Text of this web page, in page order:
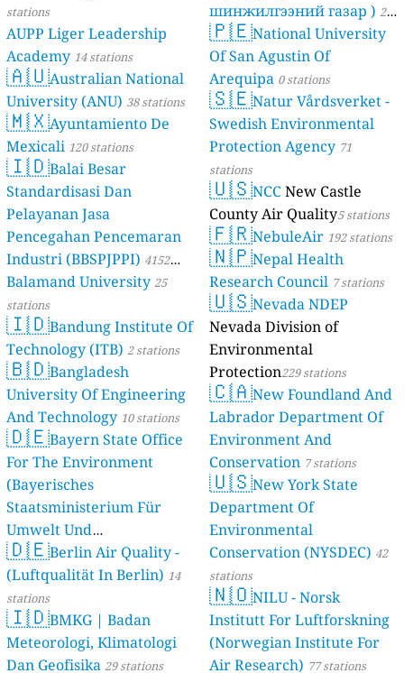
stations
AUPP Liger Leadership
Academy 14 stations
🇦🇺Australian National
University (ANU) 38 stations
🇲🇽Ayuntamiento De
Mexicali 120 stations
🇮🇩Balai Besar
Standardisasi Dan
Pelayanan Jasa
Pencegahan Pencemaran
Industri (BBSPJPPI) 4152
stations
Balamand University25
stations
🇮🇩Bandung Institute Of
Technology (ITB) 2 stations
🇧🇩Bangladesh
University Of Engineering
And Technology 10 stations
🇩🇪Bayern State Office
For The Environment
(Bayerisches
Staatsministerium Für
Umwelt Und
Verbraucherschutz) - LfU
46 stations
🇩🇪Berlin Air Quality -
(Luftqualität In Berlin) 14
stations
🇮🇩BMKG | Badan
Meteorologi, Klimatologi
Dan Geofisika 29 stations
шинжилгээний газар ) 21
stations
🇵🇪National University
Of San Agustin Of
Arequipa 0 stations
🇸🇪Natur Vårdsverket -
Swedish Environmental
Protection Agency 71
stations
🇺🇸NCCNew Castle
County Air Quality5 stations
🇫🇷NebuleAir 192 stations
🇳🇵Nepal Health
Research Council 7 stations
🇺🇸Nevada NDEP
Nevada Division of
Environmental
Protection229 stations
🇨🇦New Foundland And
Labrador Department Of
Environment And
Conservation 7 stations
🇺🇸New York State
Department Of
Environmental
Conservation (NYSDEC) 42
stations
🇳🇴NILU - Norsk
Institutt For Luftforskning
(Norwegian Institute For
Air Research) 77 stations